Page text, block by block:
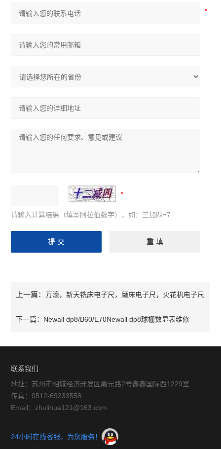
请输入计算结果（填写阿拉伯数字），如：三加四=7
上一篇：万濠，新天铣床电子尺，磨床电子尺，火花机电子尺
下一篇： Newall dp8/B60/E70Newall dp8球栅数显表维修
联系我们
地址：苏州市相城经济开发区嘉元路2号鑫鑫国际西1229室
传真：0512-69233558
Email：zhulihua121@163.com
24小时在线客服，为您服务！